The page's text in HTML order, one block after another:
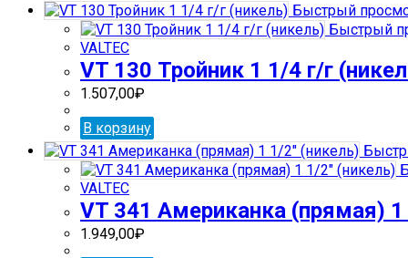
Быстрый
Быстрый
VALTEC
VT 130 Тройник 1 1/4 г/г
1.507,00₽
В корзину
VALTEC
VT 341 Американка (прямая) 1
1.949,00₽